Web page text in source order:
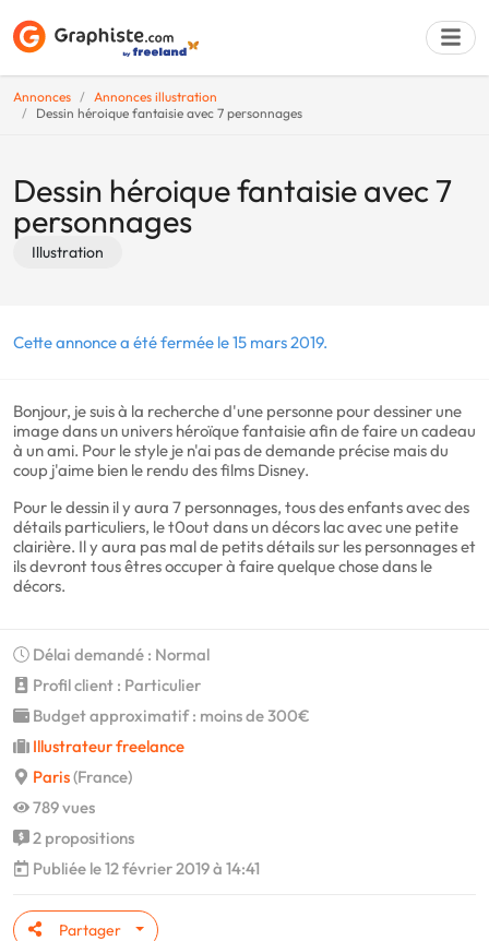
Annonces
Annonces illustration
Dessin héroique fantaisie avec 7 personnages
Dessin héroique fantaisie avec 7
personnages
Illustration
Cette annonce a été fermée le 15 mars 2019.
Bonjour, je suis à la recherche d'une personne pour dessiner une
image dans un univers héroïque fantaisie afin de faire un cadeau
à un ami. Pour le style je n'ai pas de demande précise mais du
coup j'aime bien le rendu des films Disney.
Pour le dessin il y aura 7 personnages, tous des enfants avec des
détails particuliers, le t0out dans un décors lac avec une petite
clairière. Il y aura pas mal de petits détails sur les personnages et
ils devront tous êtres occuper à faire quelque chose dans le
décors.
Délai demandé : Normal
Profil client : Particulier
Budget approximatif : moins de 300€
Illustrateur freelance
Paris(France)
789 vues
2 propositions
Publiée le 12 février 2019 à 14:41
Partager